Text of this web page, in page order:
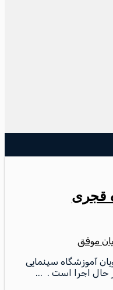
قجری
موفق
آموزشگاه سینمایی
حال اجرا است . ...